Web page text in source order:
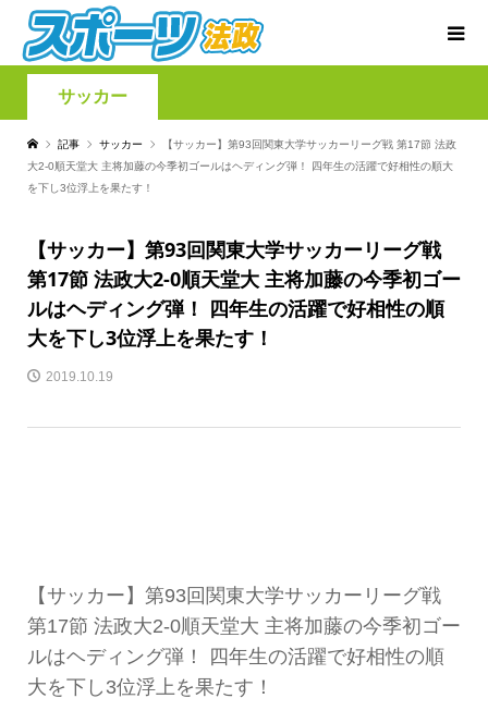
サッカー
記事 サッカー
【サッカー】第93回関東大学サッカーリーグ戦 第17節 法政
大2-0順天堂大 主将加藤の今季初ゴールはヘディング弾！ 四年生の活躍で好相性の順大
を下し3位浮上を果たす！
【サッカー】第93回関東大学サッカーリーグ戦
第17節 法政大2-0順天堂大 主将加藤の今季初ゴー
ルはヘディング弾！ 四年生の活躍で好相性の順
大を下し3位浮上を果たす！
2019.10.19
【サッカー】第93回関東大学サッカーリーグ戦
第17節 法政大2-0順天堂大 主将加藤の今季初ゴー
ルはヘディング弾！ 四年生の活躍で好相性の順
大を下し3位浮上を果たす！